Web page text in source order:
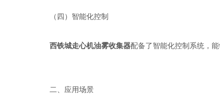
（四）智能化控制
西铁城走心机油雾收集器配备了智能化控制系统，
二、应用场景